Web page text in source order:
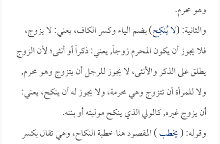
وهو محرم.
والثانية: (لا يُنكِح) بضم الياء وكسر الكاف، يعني: لا يزوج،
فلا يجوز أن يكون المحرم زوجاً, يعني: ذكراً أو أنثى؛ لأن الزوج
يطلق على الذكر والأنثى، لا يجوز للرجل أن يتزوج وهو محرم,
ولا للمرأة أن تتزوج وهي محرمة، ولا يجوز له أن ينكح، يعني:
أن يزوج غيره, كالولي الذي ينكح موليته أو بنته.
وقوله: (يخطب) المقصود هنا خطبة النكاح، وهي تقال بكسر